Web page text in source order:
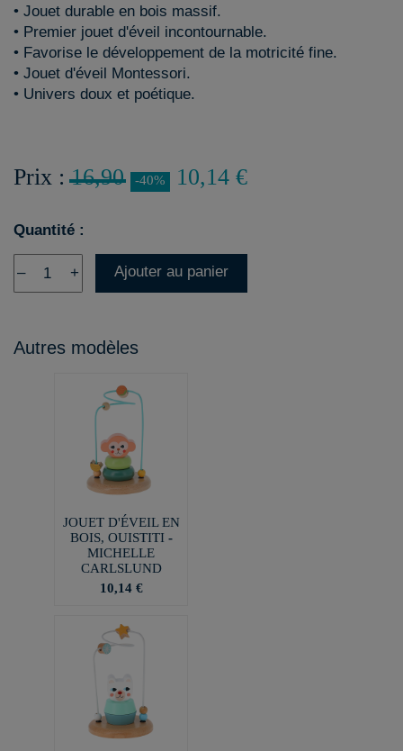
• Jouet durable en bois massif.
• Premier jouet d'éveil incontournable.
• Favorise le développement de la motricité fine.
• Jouet d'éveil Montessori.
• Univers doux et poétique.
Prix :16,90 -40% 10,14 €
Quantité :
– + Ajouter au panier
Autres modèles
JOUET D'ÉVEIL EN
BOIS, OUISTITI -
MICHELLE
CARLSLUND
10,14 €